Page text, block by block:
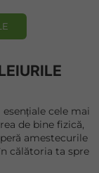
cele mai
de bine fizică,
amestecurile
călătoria ta spre